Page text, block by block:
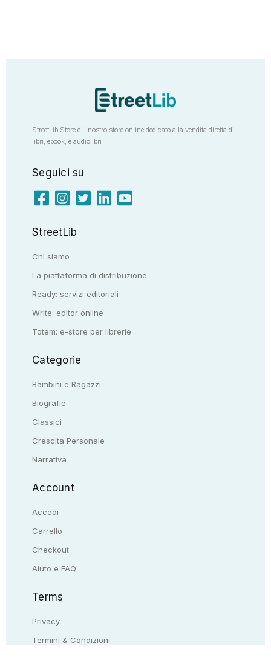
StreetLib Store è il nostro store online dedicato alla vendita diretta di
libri, ebook, e audiolibri
Seguici su
StreetLib
Chi siamo
La piattaforma di distribuzione
Ready: servizi editoriali
Write: editor online
Totem: e-store per librerie
Categorie
Bambini e Ragazzi
Biografie
Classici
Crescita Personale
Narrativa
Account
Accedi
Carrello
Checkout
Aiuto e FAQ
Terms
Privacy
Termini & Condizioni